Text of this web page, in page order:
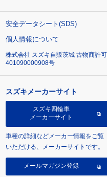
安全データシート(SDS)
個人情報について
株式会社 スズキ自販茨城 古物商許
401090000908号
スズキメーカーサイト
スズキ四輪車
メーカーサイト
車種の詳細などメーカー情報をご覧
いただける、メーカーサイトです。
メールマガジン登録